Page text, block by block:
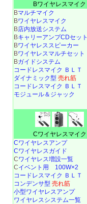
Bワイヤレスマイク
Bマルチマイク
Bワイヤレスマイク
B店内放送システム
BキャリーアンプCDセット
Bワイヤレススピーカー
Bワイヤレスマルチセット
Bガイドシステム
コードレスマイク ＢＬＴ
ダイナミック型 売れ筋
コードレスマイク ＢＬＴ
モジュール＆ジャック
Cワイヤレスマイク
Cワイヤレスアンプ
Cワイヤレスガイド
Cワイヤレス増設一覧
Cイベント用 100W×2
コードレスマイク ＢＬＴ
コンデンサ型 売れ筋
小型ワイヤレスアンプ
ワイヤレスシステム一覧